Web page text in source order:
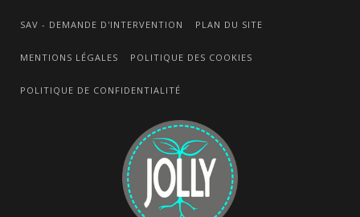
SAV - DEMANDE D'INTERVENTION PLAN DU SITE
MENTIONS LÉGALES POLITIQUE DES COOKIES
POLITIQUE DE CONFIDENTIALITÉ